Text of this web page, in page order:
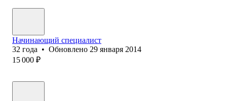
Начинающий специалист
32 года • Обновлено 29 января 2014
15 000 ₽